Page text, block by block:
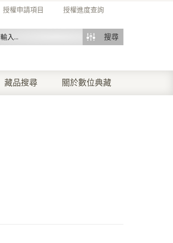
授權申請項目 授權進度查詢
搜尋
藏品搜尋 關於數位典藏